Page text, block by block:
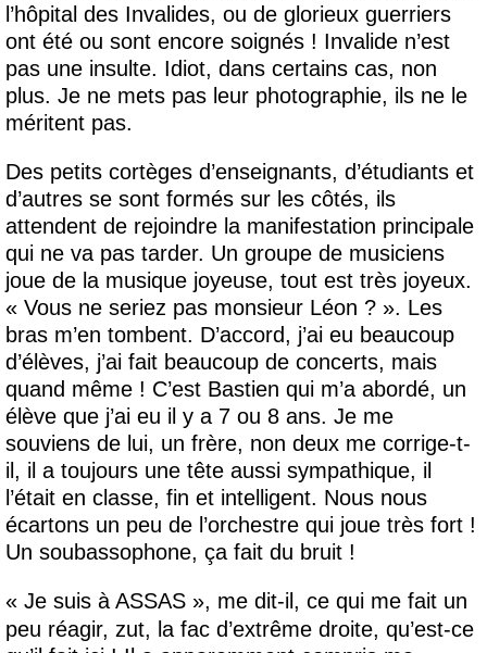
l’hôpital des Invalides, ou de glorieux guerriers
ont été ou sont encore soignés ! Invalide n’est
pas une insulte. Idiot, dans certains cas, non
plus. Je ne mets pas leur photographie, ils ne le
méritent pas.
Des petits cortèges d’enseignants, d’étudiants et
d’autres se sont formés sur les côtés, ils
attendent de rejoindre la manifestation principale
qui ne va pas tarder. Un groupe de musiciens
joue de la musique joyeuse, tout est très joyeux.
« Vous ne seriez pas monsieur Léon ? ». Les
bras m’en tombent. D’accord, j’ai eu beaucoup
d’élèves, j’ai fait beaucoup de concerts, mais
quand même ! C’est Bastien qui m’a abordé, un
élève que j’ai eu il y a 7 ou 8 ans. Je me
souviens de lui, un frère, non deux me corrige-t-
il, il a toujours une tête aussi sympathique, il
l’était en classe, fin et intelligent. Nous nous
écartons un peu de l’orchestre qui joue très fort !
Un soubassophone, ça fait du bruit !
« Je suis à ASSAS », me dit-il, ce qui me fait un
peu réagir, zut, la fac d’extrême droite, qu’est-ce